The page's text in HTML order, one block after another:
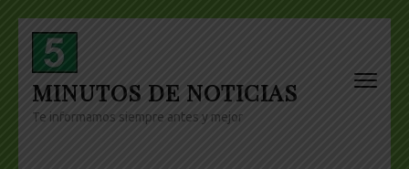
Skip
content
(Press
Enter)
MINUTOS DE NOTICIAS
Te informamos siempre antes y mejor